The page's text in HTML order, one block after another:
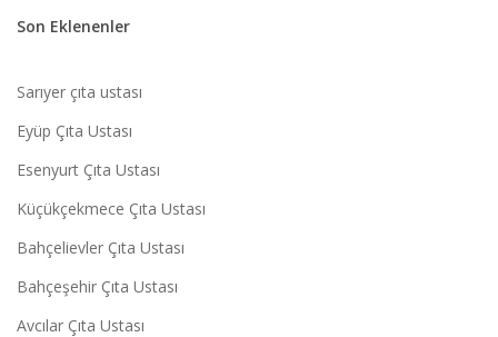
Son Eklenenler
Sarıyer çıta ustası
Eyüp Çıta Ustası
Esenyurt Çıta Ustası
Küçükçekmece Çıta Ustası
Bahçelievler Çıta Ustası
Bahçeşehir Çıta Ustası
Avcılar Çıta Ustası